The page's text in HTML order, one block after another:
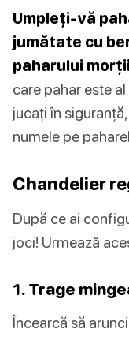
Umpleți-vă
jumătate cu
paharului
care pahar este
jucați în
numele pe
Chandelier
După ce ai
joci! Urmează
1. Trage
Încearcă să